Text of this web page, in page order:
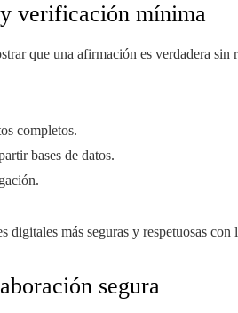
verificación mínima
que una afirmación es verdadera sin
completos.
bases de datos.
digitales más seguras y respetuosas con
segura